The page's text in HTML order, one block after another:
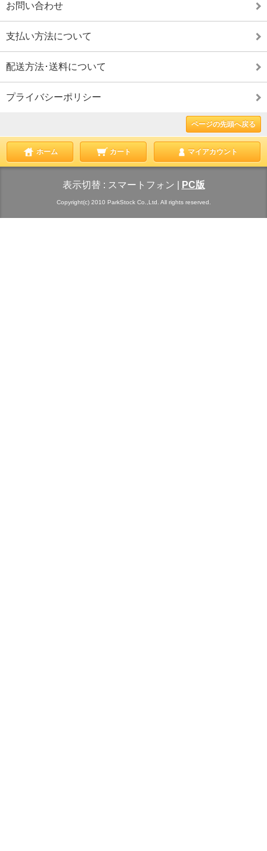
お問い合わせ
支払い方法について
配送方法･送料について
プライバシーポリシー
ページの先頭へ戻る
ホーム カート マイアカウント
表示切替 : スマートフォン PC版
Copyright(c) 2010 ParkStock Co.,Ltd. All rights reserved.